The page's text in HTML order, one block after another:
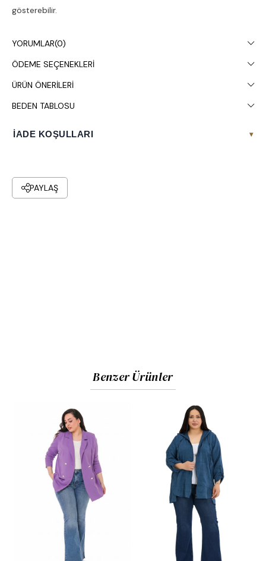
gösterebilir.
YORUMLAR(0)
ÖDEME SEÇENEKLERI
ÜRÜN ÖNERILERI
BEDEN TABLOSU
İADE KOŞULLARI ▾
PAYLAŞ
Benzer Ürünler